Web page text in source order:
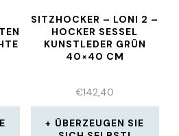
SITZHOCKER – LONI 2 –
HOCKER SESSEL
KUNSTLEDER GRÜN
40×40 CM
€142,40
ÜBERZEUGEN SIE